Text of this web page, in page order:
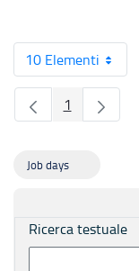
10 Elementi
Pagina
1
Job days
Ricerca testuale